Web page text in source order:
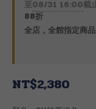
至08/31 16:00截
88折
全店，全館指定商
NT$2,380